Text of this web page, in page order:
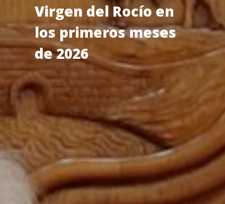
Virgen del Rocío en
los primeros meses
de 2026